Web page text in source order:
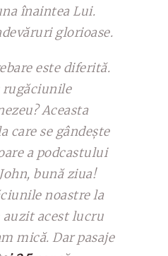
înaintea Lui.
glorioase.
este diferită.
rugăciunile
Aceasta
care se gândește
a podcastului
bună ziua!
noastre la
auzit acest lucru
mică. Dar pasaje